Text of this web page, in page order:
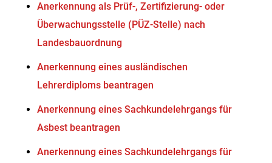
Anerkennung als Prüf-, Zertifizierung- oder
Überwachungsstelle (PÜZ-Stelle) nach
Landesbauordnung
Anerkennung eines ausländischen
Lehrerdiploms beantragen
Anerkennung eines Sachkundelehrgangs für
Asbest beantragen
Anerkennung eines Sachkundelehrgangs für